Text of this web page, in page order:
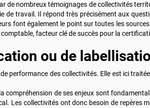
de nombreux témoignages de collectivités
de travail. Il répond très précisément aux
font également le point sur toutes les
facteur clé de succès pour la
ou de
performance des collectivités. Elle est ici
compréhension de ses enjeux sont
Les collectivités ont donc besoin de